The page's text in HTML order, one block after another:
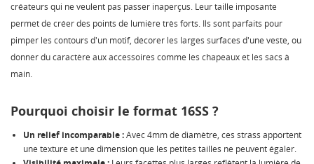
créateurs qui ne veulent pas passer inaperçus. Leur taille imposante
permet de créer des points de lumière très forts. Ils sont parfaits pour
pimper les contours d'un motif, décorer les larges surfaces d'une veste, ou
donner du caractère aux accessoires comme les chapeaux et les sacs à
main.
Pourquoi choisir le format 16SS ?
Un relief incomparable :Avec 4mm de diamètre, ces strass apportent
une texture et une dimension que les petites tailles ne peuvent égaler.